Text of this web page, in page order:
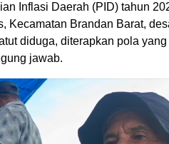
Inflasi Daerah (PID) tahun
Kecamatan Brandan Barat,
diduga, diterapkan pola
jawab.